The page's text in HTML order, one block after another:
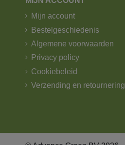
Mijn account
Bestelgeschiedenis
Algemene voorwaarden
Privacy policy
Cookiebeleid
Verzending en retournering